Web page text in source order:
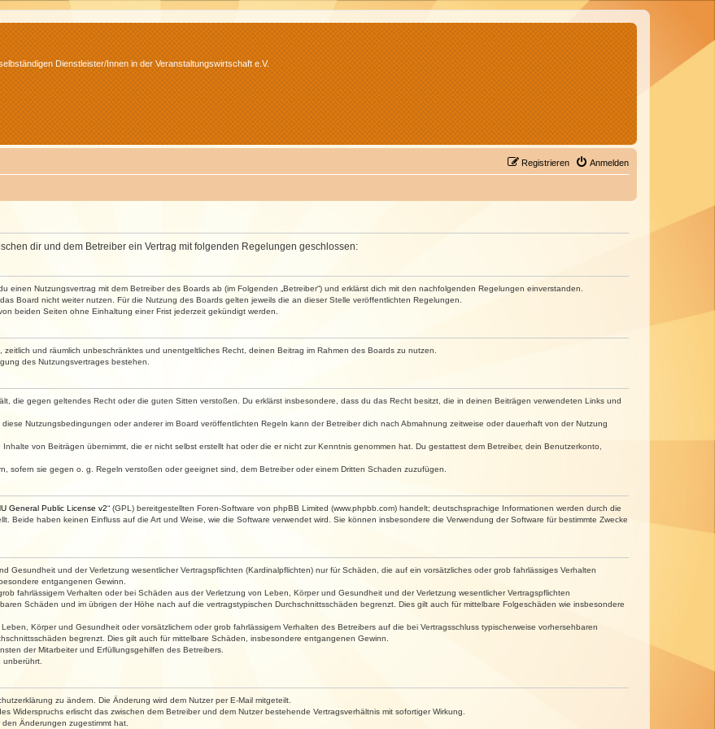
Dienstleister/Innen in der Veranstaltungswirtschaft e.V.
Anmelden
Registrieren
dir und dem Betreiber ein Vertrag mit folgenden Regelungen geschlossen:
einen Nutzungsvertrag mit dem Betreiber des Boards ab (im Folgenden „Betreiber“) und erklärst dich mit den nachfolgenden Regelungen einverstanden.
Board nicht weiter nutzen. Für die Nutzung des Boards gelten jeweils die an dieser Stelle veröffentlichten Regelungen.
beiden Seiten ohne Einhaltung einer Frist jederzeit gekündigt werden.
und räumlich unbeschränktes und unentgeltliches Recht, deinen Beitrag im Rahmen des Boards zu nutzen.
des Nutzungsvertrages bestehen.
die gegen geltendes Recht oder die guten Sitten verstoßen. Du erklärst insbesondere, dass du das Recht besitzt, die in deinen Beiträgen verwendeten Links und
Nutzungsbedingungen oder anderer im Board veröffentlichten Regeln kann der Betreiber dich nach Abmahnung zeitweise oder dauerhaft von der Nutzung
von Beiträgen übernimmt, die er nicht selbst erstellt hat oder die er nicht zur Kenntnis genommen hat. Du gestattest dem Betreiber, dein Benutzerkonto,
sofern sie gegen o. g. Regeln verstoßen oder geeignet sind, dem Betreiber oder einem Dritten Schaden zuzufügen.
General Public License v2“ (GPL) bereitgestellten Foren-Software von phpBB Limited (www.phpbb.com) handelt; deutschsprachige Informationen werden durch die
Beide haben keinen Einfluss auf die Art und Weise, wie die Software verwendet wird. Sie können insbesondere die Verwendung der Software für bestimmte Zwecke
Gesundheit und der Verletzung wesentlicher Vertragspflichten (Kardinalpflichten) nur für Schäden, die auf ein vorsätzliches oder grob fahrlässiges Verhalten
entgangenen Gewinn.
fahrlässigem Verhalten oder bei Schäden aus der Verletzung von Leben, Körper und Gesundheit und der Verletzung wesentlicher Vertragspflichten
Schäden und im übrigen der Höhe nach auf die vertragstypischen Durchschnittsschäden begrenzt. Dies gilt auch für mittelbare Folgeschäden wie insbesondere
Körper und Gesundheit oder vorsätzlichem oder grob fahrlässigem Verhalten des Betreibers auf die bei Vertragsschluss typischerweise vorhersehbaren
begrenzt. Dies gilt auch für mittelbare Schäden, insbesondere entgangenen Gewinn.
der Mitarbeiter und Erfüllungsgehilfen des Betreibers.
zu ändern. Die Änderung wird dem Nutzer per E-Mail mitgeteilt.
Widerspruchs erlischt das zwischen dem Betreiber und dem Nutzer bestehende Vertragsverhältnis mit sofortiger Wirkung.
Änderungen zugestimmt hat.